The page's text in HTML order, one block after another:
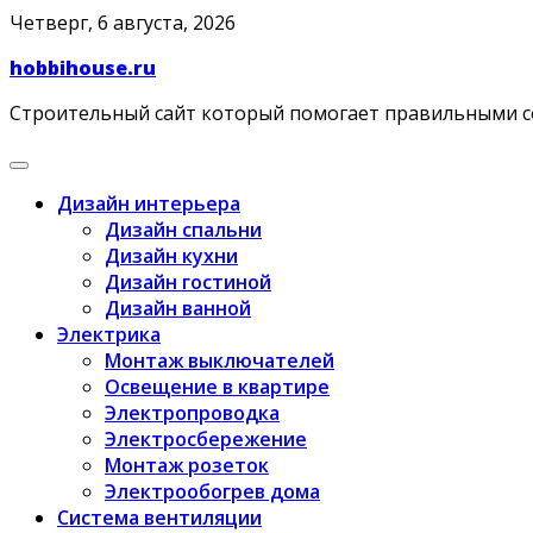
Skip
content
Четверг, 6 августа, 2026
hobbihouse.ru
Строительный сайт который помогает правильными
Дизайн интерьера
Дизайн спальни
Дизайн кухни
Дизайн гостиной
Дизайн ванной
Электрика
Монтаж выключателей
Освещение в квартире
Электропроводка
Электросбережение
Монтаж розеток
Электрообогрев дома
Система вентиляции